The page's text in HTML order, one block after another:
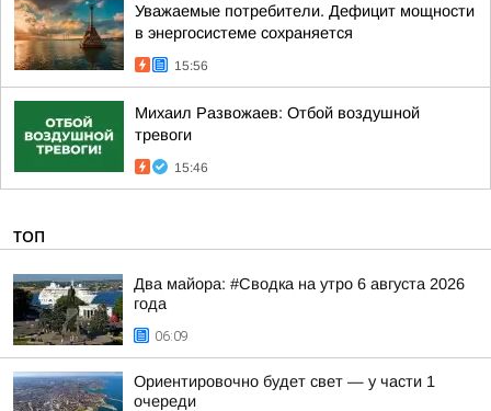
Уважаемые потребители. Дефицит мощности
в энергосистеме сохраняется
15:56
Михаил Развожаев: Отбой воздушной
тревоги
15:46
ТОП
Два майора: #Сводка на утро 6 августа 2026
года
06:09
Ориентировочно будет свет — у части 1
очереди